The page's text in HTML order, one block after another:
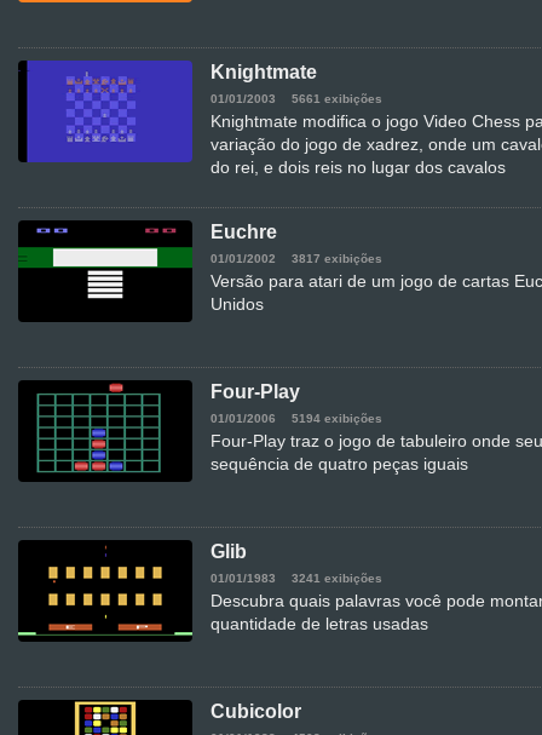
Knightmate
01/01/2003 5661 exibições
Knightmate modifica o jogo Video Chess
variação do jogo de xadrez, onde um
do rei, e dois reis no lugar dos cavalos
Euchre
01/01/2002 3817 exibições
Versão para atari de um jogo de cartas
Unidos
Four-Play
01/01/2006 5194 exibições
Four-Play traz o jogo de tabuleiro onde
sequência de quatro peças iguais
Glib
01/01/1983 3241 exibições
Descubra quais palavras você pode
quantidade de letras usadas
Cubicolor